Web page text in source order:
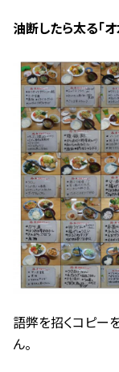
油断したら太る「
語弊を招くコピー
ん。